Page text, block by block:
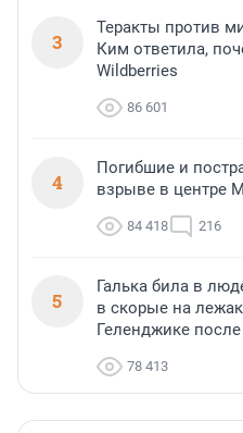
3
Теракты против
Ким ответила,
Wildberries
86 601
4
Погибшие и
взрыве в центре
84 418 216
5
Галька била в
в скорые на
Геленджике
78 413